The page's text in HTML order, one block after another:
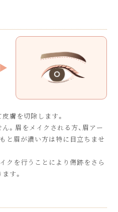
膚を切除します。
。眉をメイクされる方、眉アー
と眉が濃い方は特に目立ちませ
クを行うことにより傷跡をさら
す。